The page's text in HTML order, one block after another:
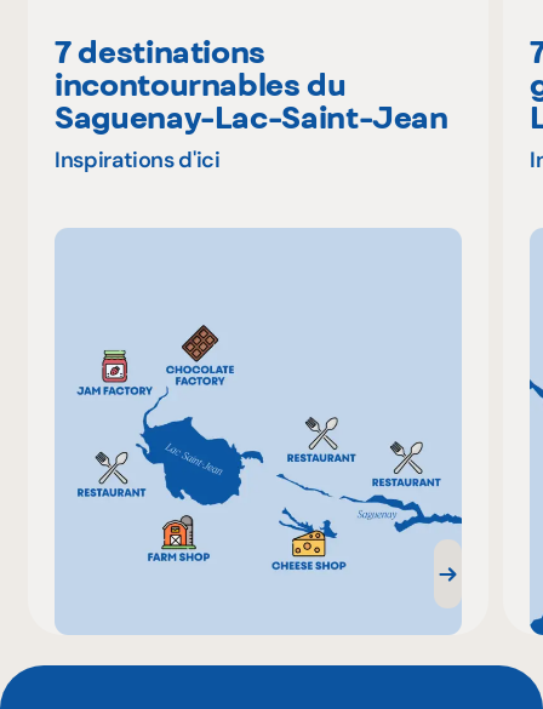
7 destinations
incontournables du
Saguenay-Lac-Saint-Jean
Inspirations d'ici